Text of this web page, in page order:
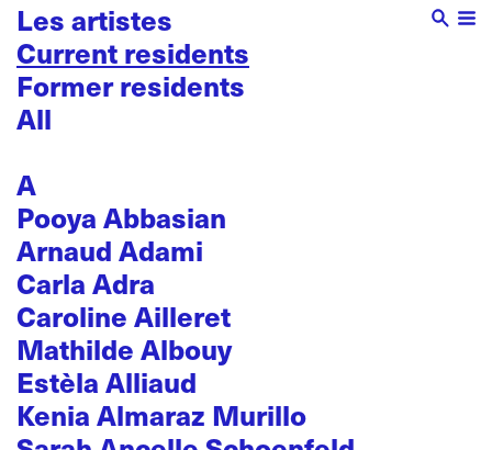
Les artistes
Current residents
Former residents
All
A
Pooya Abbasian
Arnaud Adami
Carla Adra
Caroline Ailleret
Mathilde Albouy
Estèla Alliaud
Kenia Almaraz Murillo